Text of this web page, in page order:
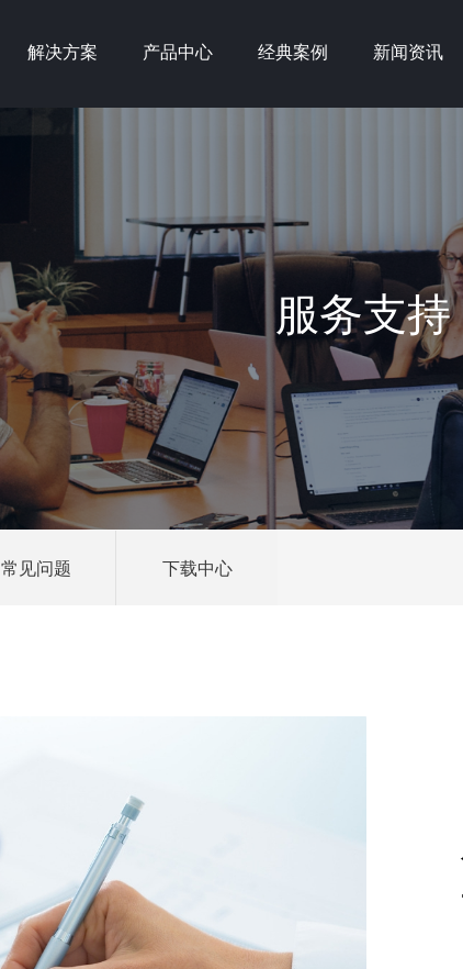
解决方案 产品中心 经典案例 新闻资讯
常见问题 下载中心
服务支持